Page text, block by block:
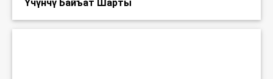
Үчүнчү Байъат Шарты